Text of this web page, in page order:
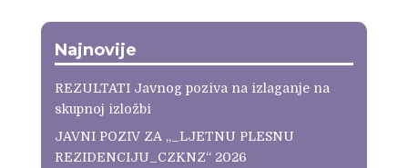
Najnovije
REZULTATI Javnog poziva na izlaganje na
skupnoj izložbi
JAVNI POZIV ZA „_LJETNU PLESNU
REZIDENCIJU_CZKNZ“ 2026